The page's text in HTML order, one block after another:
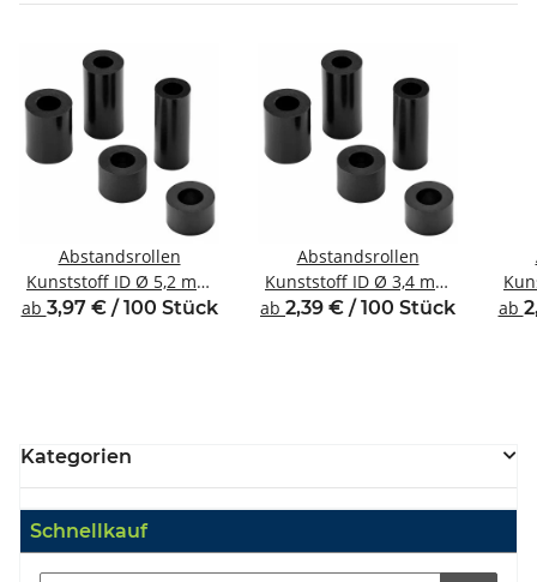
Abstandsrollen
Kunststoff ID Ø 5,2 mm
für Gewinde M5
ab 3,97 € / 100 Stück
Abstandsrollen
Kunststoff ID Ø 3,4 mm
für Gewinde M3
ab 2,39 € / 100 Stück ab
Kategorien
Schnellkauf